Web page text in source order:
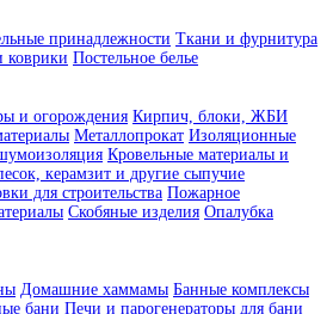
принадлежности Ткани и фурнитура
коврики Постельное белье
и огорождения Кирпич, блоки, ЖБИ
Металлопрокат Изоляционные
Кровельные материалы и
керамзит и другие сыпучие
для строительства Пожарное
Скобяные изделия Опалубка
Домашние хаммамы Банные комплексы
бани Печи и парогенераторы для бани